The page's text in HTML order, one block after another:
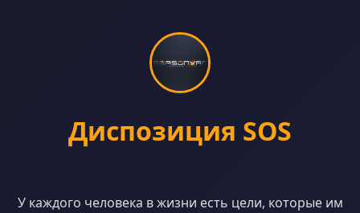
Диспозиция SOS
У каждого человека в жизни есть цели, которые им